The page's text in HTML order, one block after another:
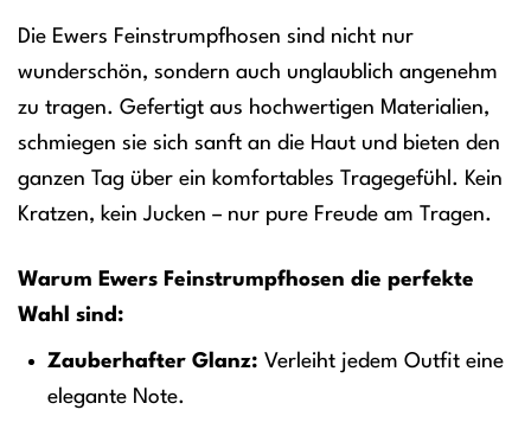
Die Ewers Feinstrumpfhosen sind nicht nur
wunderschön, sondern auch unglaublich angenehm
zu tragen. Gefertigt aus hochwertigen Materialien,
schmiegen sie sich sanft an die Haut und bieten den
ganzen Tag über ein komfortables Tragegefühl. Kein
Kratzen, kein Jucken – nur pure Freude am Tragen.
Warum Ewers Feinstrumpfhosen die perfekte
Wahl sind:
Zauberhafter Glanz: Verleiht jedem Outfit eine
elegante Note.